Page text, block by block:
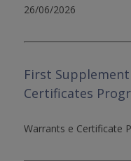
26/06/2026
First
Certificates
Warrants e Certificate